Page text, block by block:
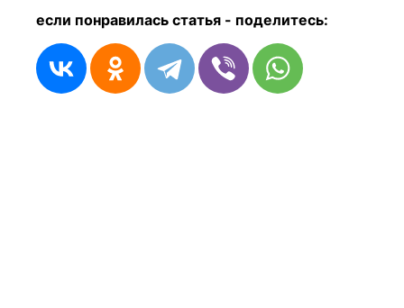
если понравилась статья - поделитесь: